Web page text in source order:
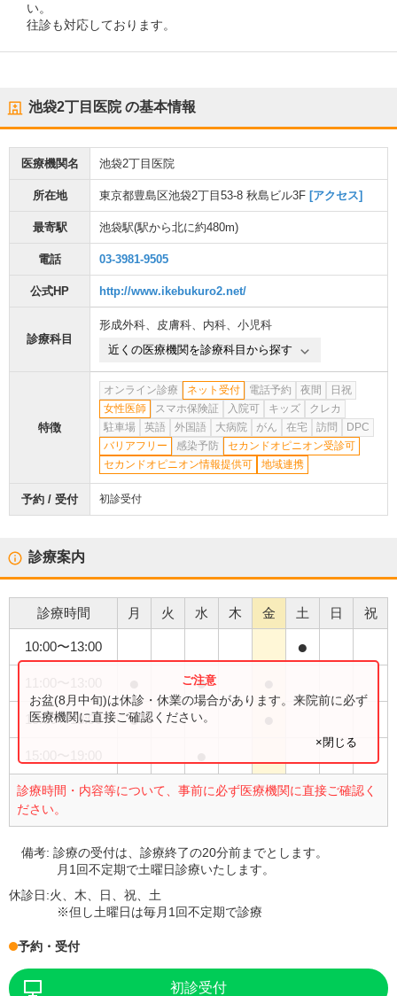
い。
往診も対応しております。
池袋2丁目医院の基本情報
医療機関名 池袋2丁目医院
所在地 東京都豊島区池袋2丁目53-8 秋島ビル3F [アクセス]
最寄駅 池袋駅(駅から北に約480m)
電話 03-3981-9505
公式HP http://www.ikebukuro2.net/
診療科目
形成外科、 皮膚科、 内科、 小児科
近くの医療機関を診療科目から探す
特徴
オンライン診療 ネット受付 電話予約 夜間
日祝
女性医師
スマホ保険証 入院可 キッズ
クレカ
駐車場
英語 外国語 大病院 がん 在宅 訪問
DPC
バリアフリー
感染予防
セカンドオピニオン受診可
セカンドオピニオン情報提供可
地域連携
予約 / 受付 初診受付
診療案内
診療時間 月 火 水 木 金 土 日 祝
10:00〜13:00 ●
●
15:00〜18:00 ●
診療時間・内容等について、事前に必ず医療機関に直接ご確認く
ださい。
お盆(8月中旬)は休診・休業の場合があります。来院前に必ず
医療機関に直接ご確認ください。
×閉じる
備考:診療の受付は、診療終了の20分前までとします。
月1回不定期で土曜日診療いたします。
休診日:火、木、日、祝、土
※但し土曜日は毎月1回不定期で診療
予約・受付
初診受付